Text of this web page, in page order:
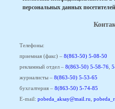
персональных данных
Телефоны:
приемная (факс) – 8(863-50) 5-08-50
рекламный отдел – 8(863-50) 5-58-76
журналисты – 8(863-50) 5-53-65
бухгалтерия – 8(863-50) 5-74-85
E-mail: pobeda_aksay@mail.ru